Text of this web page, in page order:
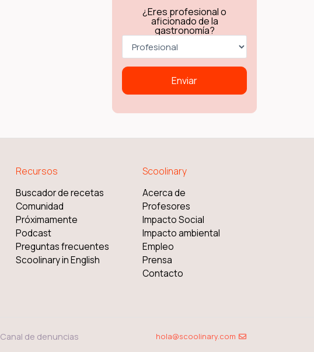
¿Eres profesional o
aficionado de la
gastronomía?
Recursos
Buscador de recetas
Comunidad
Próximamente
Podcast
Preguntas frecuentes
Scoolinary in English
Scoolinary
Acerca de
Profesores
Impacto Social
Impacto ambiental
Empleo
Prensa
Contacto
Canal de denuncias hola@scoolinary.com